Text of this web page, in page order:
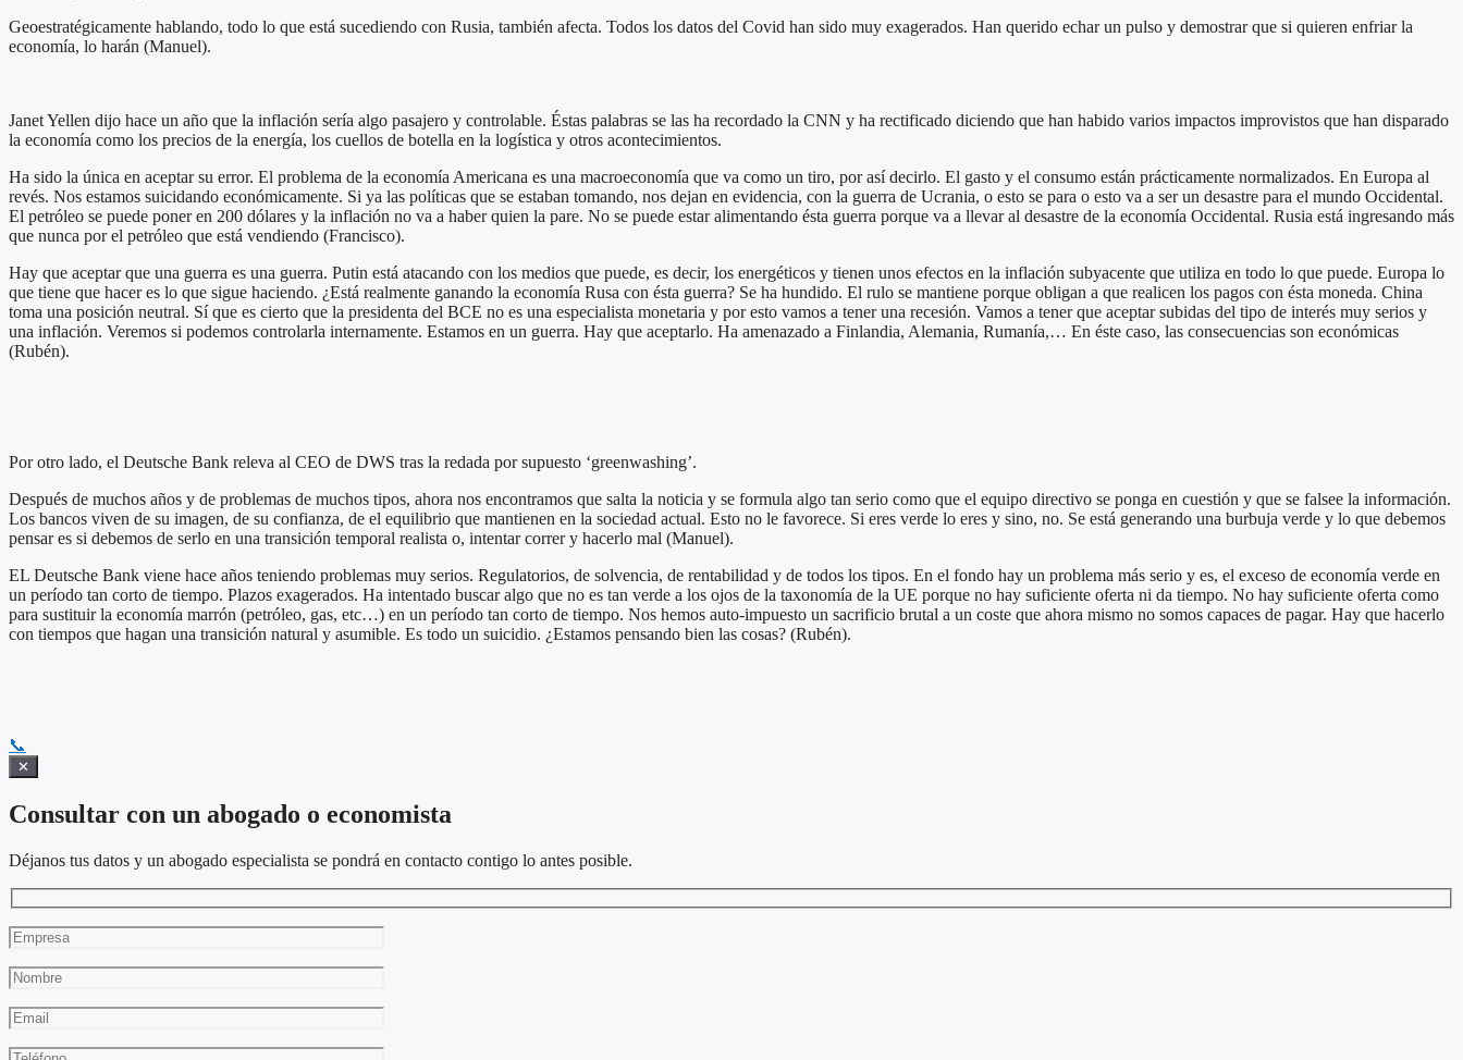
Geoestratégicamente hablando, todo lo que está sucediendo con Rusia, también afecta. Todos los datos del Covid han sido muy exagerados. Han querido echar un pulso y demostrar que si quieren enfriar la
economía, lo harán (Manuel).
Janet Yellen dijo hace un año que la inflación sería algo pasajero y controlable. Éstas palabras se las ha recordado la CNN y ha rectificado diciendo que han habido varios impactos improvistos que han disparado
la economía como los precios de la energía, los cuellos de botella en la logística y otros acontecimientos.
Ha sido la única en aceptar su error. El problema de la economía Americana es una macroeconomía que va como un tiro, por así decirlo. El gasto y el consumo están prácticamente normalizados. En Europa al
revés. Nos estamos suicidando económicamente. Si ya las políticas que se estaban tomando, nos dejan en evidencia, con la guerra de Ucrania, o esto se para o esto va a ser un desastre para el mundo Occidental.
El petróleo se puede poner en 200 dólares y la inflación no va a haber quien la pare. No se puede estar alimentando ésta guerra porque va a llevar al desastre de la economía Occidental. Rusia está ingresando más
que nunca por el petróleo que está vendiendo (Francisco).
Hay que aceptar que una guerra es una guerra. Putin está atacando con los medios que puede, es decir, los energéticos y tienen unos efectos en la inflación subyacente que utiliza en todo lo que puede. Europa lo
que tiene que hacer es lo que sigue haciendo. ¿Está realmente ganando la economía Rusa con ésta guerra? Se ha hundido. El rulo se mantiene porque obligan a que realicen los pagos con ésta moneda. China
toma una posición neutral. Sí que es cierto que la presidenta del BCE no es una especialista monetaria y por esto vamos a tener una recesión. Vamos a tener que aceptar subidas del tipo de interés muy serios y
una inflación. Veremos si podemos controlarla internamente. Estamos en un guerra. Hay que aceptarlo. Ha amenazado a Finlandia, Alemania, Rumanía,… En éste caso, las consecuencias son económicas
(Rubén).
Por otro lado, el Deutsche Bank releva al CEO de DWS tras la redada por supuesto ‘greenwashing’.
Después de muchos años y de problemas de muchos tipos, ahora nos encontramos que salta la noticia y se formula algo tan serio como que el equipo directivo se ponga en cuestión y que se falsee la información.
Los bancos viven de su imagen, de su confianza, de el equilibrio que mantienen en la sociedad actual. Esto no le favorece. Si eres verde lo eres y sino, no. Se está generando una burbuja verde y lo que debemos
pensar es si debemos de serlo en una transición temporal realista o, intentar correr y hacerlo mal (Manuel).
EL Deutsche Bank viene hace años teniendo problemas muy serios. Regulatorios, de solvencia, de rentabilidad y de todos los tipos. En el fondo hay un problema más serio y es, el exceso de economía verde en
un período tan corto de tiempo. Plazos exagerados. Ha intentado buscar algo que no es tan verde a los ojos de la taxonomía de la UE porque no hay suficiente oferta ni da tiempo. No hay suficiente oferta como
para sustituir la economía marrón (petróleo, gas, etc…) en un período tan corto de tiempo. Nos hemos auto-impuesto un sacrificio brutal a un coste que ahora mismo no somos capaces de pagar. Hay que hacerlo
con tiempos que hagan una transición natural y asumible. Es todo un suicidio. ¿Estamos pensando bien las cosas? (Rubén).
📞
✕
Consultar con un abogado o economista
Déjanos tus datos y un abogado especialista se pondrá en contacto contigo lo antes posible.